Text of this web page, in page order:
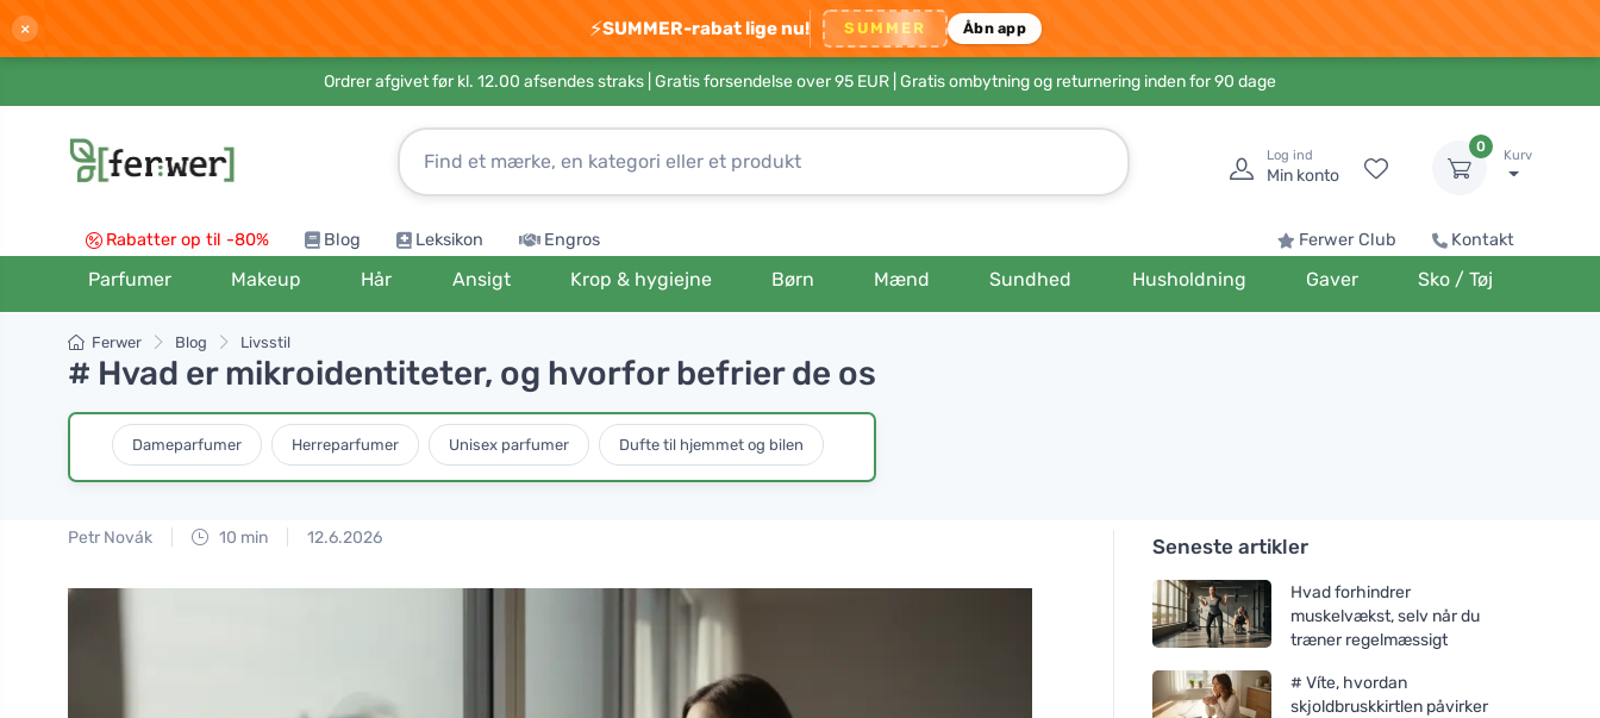
× ⚡SUMMER-rabat lige nu! SUMMER Åbn app
Ordrer afgivet før kl. 12.00 afsendes straks | Gratis forsendelse over 95 EUR | Gratis ombytning og returnering inden for 90 dage
Log ind
Min konto
0
Kurv
Rabatter op til -80% Blog Leksikon Engros Ferwer Club Kontakt
Parfumer Makeup Hår Ansigt Krop & hygiejne Børn Mænd Sundhed Husholdning Gaver Sko / Tøj
Ferwer Blog Livsstil
# Hvad er mikroidentiteter, og hvorfor befrier de os
Dameparfumer Herreparfumer Unisex parfumer Dufte til hjemmet og bilen
Petr Novák 10 min 12.6.2026 Seneste artikler
Hvad forhindrer
muskelvækst, selv når du
træner regelmæssigt
# Víte, hvordan
skjoldbruskkirtlen påvirker